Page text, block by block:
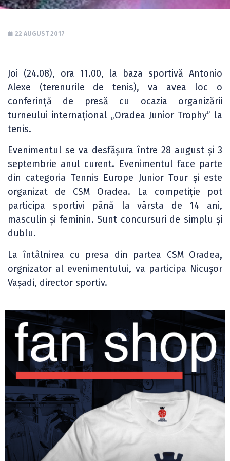
22 AUGUST 2017
Joi (24.08), ora 11.00, la baza sportivă Antonio
Alexe (terenurile de tenis), va avea loc o
conferință de presă cu ocazia organizării
turneului internațional „Oradea Junior Trophy” la
tenis.
Evenimentul se va desfășura între 28 august și 3
septembrie anul curent. Evenimentul face parte
din categoria Tennis Europe Junior Tour și este
organizat de CSM Oradea. La competiție pot
participa sportivi până la vârsta de 14 ani,
masculin și feminin. Sunt concursuri de simplu și
dublu.
La întâlnirea cu presa din partea CSM Oradea,
orgnizator al evenimentului, va participa Nicușor
Vașadi, director sportiv.